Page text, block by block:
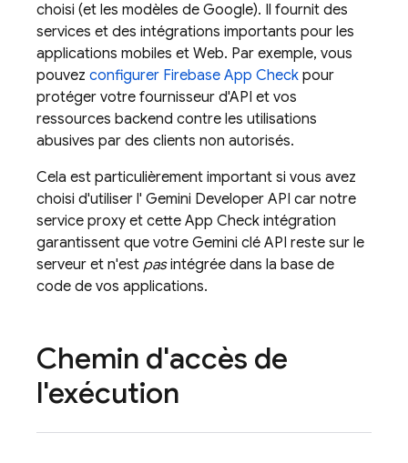
choisi (et les modèles de Google). Il fournit des
services et des intégrations importants pour les
applications mobiles et Web. Par exemple, vous
pouvez configurer Firebase App Check pour
protéger votre fournisseur d'API et vos
ressources backend contre les utilisations
abusives par des clients non autorisés.
Cela est particulièrement important si vous avez
choisi d'utiliser l' Gemini Developer API car notre
service proxy et cette App Check intégration
garantissent que votre Gemini clé API reste sur le
serveur et n'est pasintégrée dans la base de
code de vos applications.
Chemin d'accès de
l'exécution